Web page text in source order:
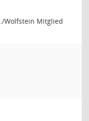
Wolfstein Mitglied